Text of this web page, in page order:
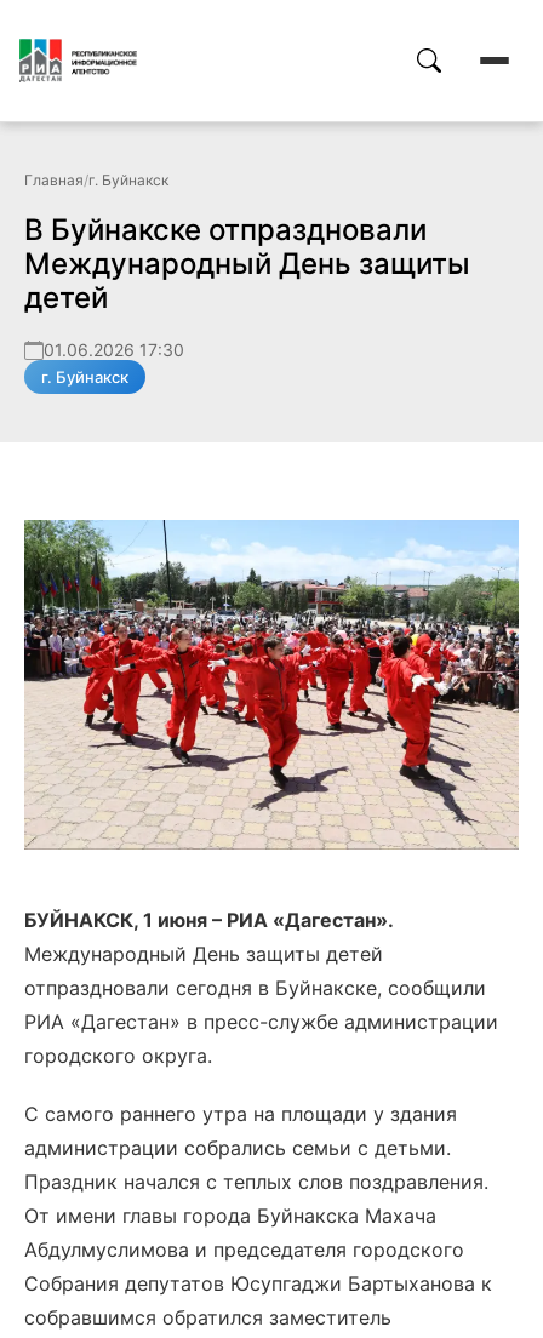
Главная/г. Буйнакск
В Буйнакске отпраздновали
Международный День защиты
детей
01.06.2026 17:30
г. Буйнакск
БУЙНАКСК, 1 июня – РИА «Дагестан».
Международный День защиты детей
отпраздновали сегодня в Буйнакске, сообщили
РИА «Дагестан» в пресс-службе администрации
городского округа.
С самого раннего утра на площади у здания
администрации собрались семьи с детьми.
Праздник начался с теплых слов поздравления.
От имени главы города Буйнакска Махача
Абдулмуслимова и председателя городского
Собрания депутатов Юсупгаджи Бартыханова к
собравшимся обратился заместитель